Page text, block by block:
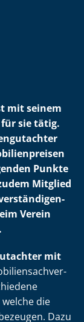
mit seinem
sie tätig.
Punkte
Mitglied
Verein
mit
die
Dazu